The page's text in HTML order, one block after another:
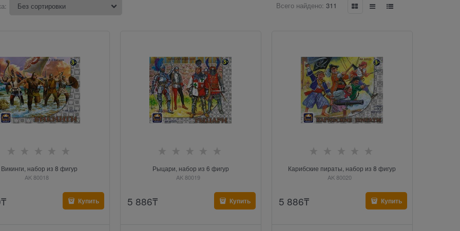
Всего найдено: 311
Викинги, набор из 8 фигур
AK 80018
₸ Купить
Рыцари, набор из 6 фигур
AK 80019
5 886₸ Купить
Карибские пираты, набор из 8 фигур
AK 80020
5 886₸ Купить